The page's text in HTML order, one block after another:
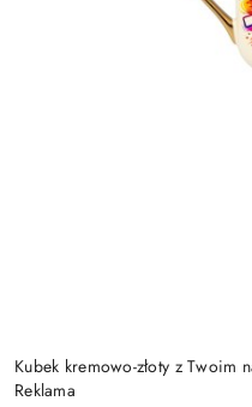
Kubek kremowo-złoty z Twoim
Reklama